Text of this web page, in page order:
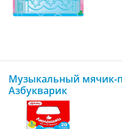
Музыкальный мячик-
Азбукварик